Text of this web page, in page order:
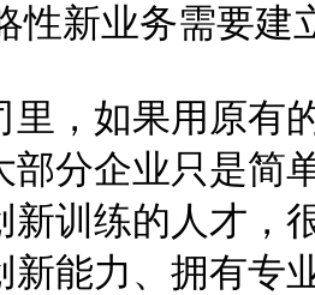
性新业务需要
里，如果用原有
部分企业只是简
新训练的人才，
新能力、拥有专